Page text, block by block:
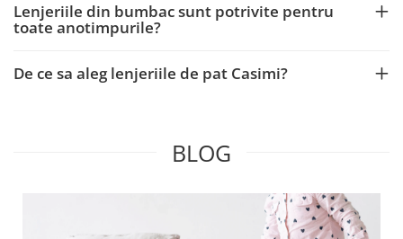
Lenjeriile din bumbac sunt potrivite pentru
toate anotimpurile?
De ce sa aleg lenjeriile de pat Casimi?
BLOG